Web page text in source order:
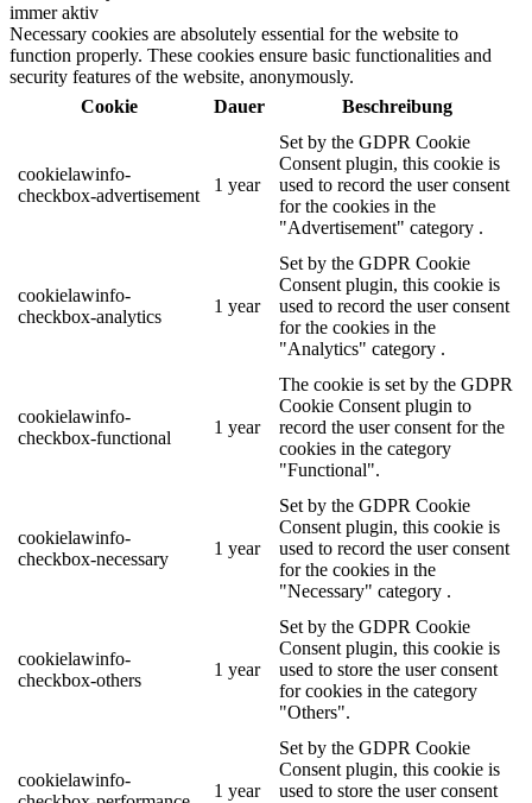
immer aktiv
Necessary cookies are absolutely essential for the website to
function properly. These cookies ensure basic functionalities and
security features of the website, anonymously.
Cookie
Dauer Beschreibung
cookielawinfo-
checkbox-advertisement
1 year
Set by the GDPR Cookie
Consent plugin, this cookie is
used to record the user consent
for the cookies in the
"Advertisement" category .
cookielawinfo-
checkbox-analytics
1 year
Set by the GDPR Cookie
Consent plugin, this cookie is
used to record the user consent
for the cookies in the
"Analytics" category .
cookielawinfo-
checkbox-functional
1 year
The cookie is set by the GDPR
Cookie Consent plugin to
record the user consent for the
cookies in the category
"Functional".
cookielawinfo-
checkbox-necessary
1 year
Set by the GDPR Cookie
Consent plugin, this cookie is
used to record the user consent
for the cookies in the
"Necessary" category .
cookielawinfo-
checkbox-others
1 year
Set by the GDPR Cookie
Consent plugin, this cookie is
used to store the user consent
for cookies in the category
"Others".
cookielawinfo-
1 year
Set by the GDPR Cookie
Consent plugin, this cookie is
used to store the user consent